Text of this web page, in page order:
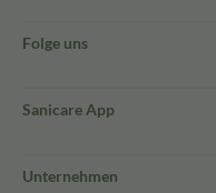
Folge uns
Sanicare App
Unternehmen